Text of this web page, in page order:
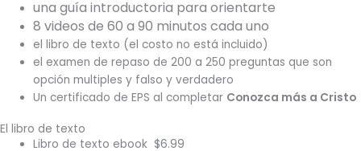
una guía introductoria para orientarte
8 videos de 60 a 90 minutos cada uno
el libro de texto (el costo no está incluido)
el examen de repaso de 200 a 250 preguntas que son
opción multiples y falso y verdadero
Un certificado de EPS al completar Conozca más a Cristo
El libro de texto
Libro de texto ebook $6.99